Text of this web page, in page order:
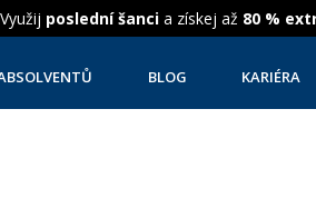
poslední šanci a získej až 80 %
BLOG KARIÉRA